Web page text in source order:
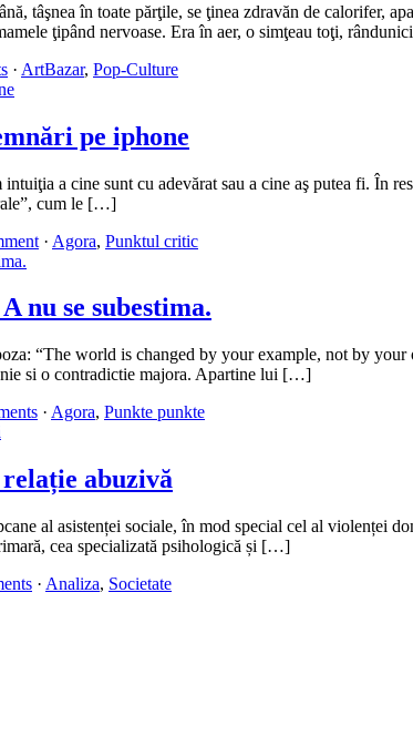
tâşnea în toate părţile, se ţinea zdravăn de calorifer,
ţipând nervoase. Era în aer, o simţeau toţi,
· ArtBazar, Pop-Culture
pe iphone
a cine sunt cu adevărat sau a cine aş putea fi. În
cum le […]
· Agora, Punktul critic
nu se subestima.
“The world is changed by your example, not by
si o contradictie majora. Apartine lui […]
· Agora, Punkte punkte
abuzivă
al asistenței sociale, în mod special cel al violenței
cea specializată psihologică și […]
· Analiza, Societate